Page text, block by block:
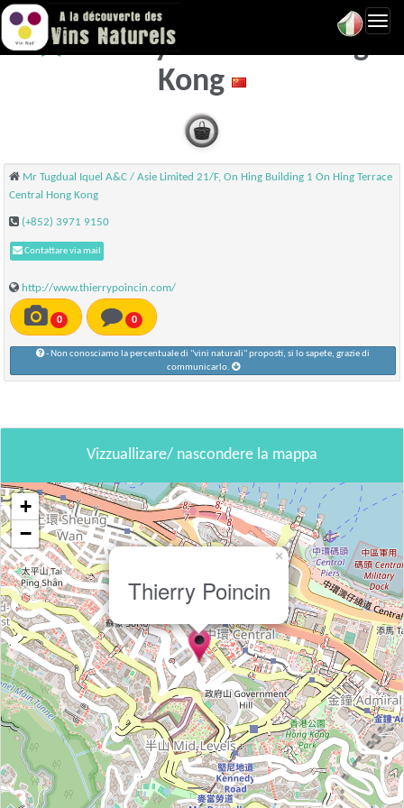
Thierry Poincin - Hong
Kong
Mr Tugdual Iquel A&C / Asie Limited 21/F, On Hing Building 1 On Hing Terrace
Central Hong Kong
(+852) 3971 9150
Contattare via mail
http://www.thierrypoincin.com/
0 0
- Non conosciamo la percentuale di "vini naturali" proposti, si lo sapete, grazie di
communicarlo.
Vizzuallizare/ nascondere la mappa
Thierry Poincin
×
+
−